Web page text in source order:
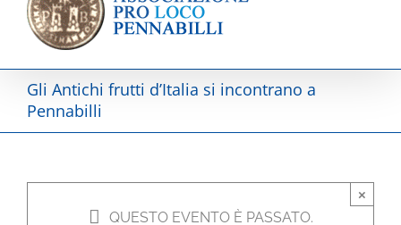
Gli Antichi frutti d’Italia si incontrano a
Pennabilli
QUESTO EVENTO È PASSATO.
×